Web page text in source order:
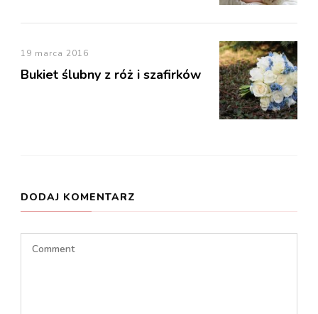
19 marca 2016
Bukiet ślubny z róż i szafirków
DODAJ KOMENTARZ